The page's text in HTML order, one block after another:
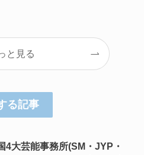
と見る
る記事
4大芸能事務所(SM・JYP・